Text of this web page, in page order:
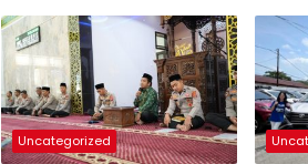
Uncategorized